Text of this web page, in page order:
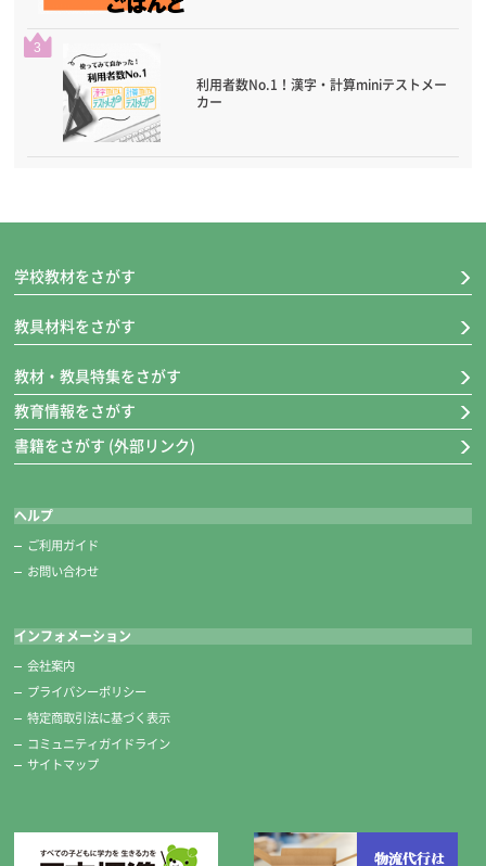
3
利用者数No.1！漢字・計算miniテストメー
カー
学校教材をさがす
教具材料をさがす
教材・教具特集をさがす
教育情報をさがす
書籍をさがす (外部リンク)
ヘルプ
ご利用ガイド
お問い合わせ
インフォメーション
会社案内
プライバシーポリシー
特定商取引法に基づく表示
コミュニティガイドライン
サイトマップ